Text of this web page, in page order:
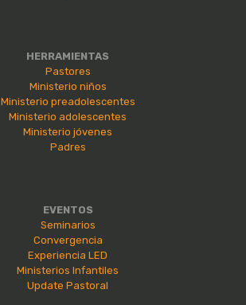
HERRAMIENTAS
Pastores
Ministerio niños
Ministerio preadolescentes
Ministerio adolescentes
Ministerio jóvenes
Padres
EVENTOS
Seminarios
Convergencia
Experiencia LED
Ministerios Infantiles
Update Pastoral